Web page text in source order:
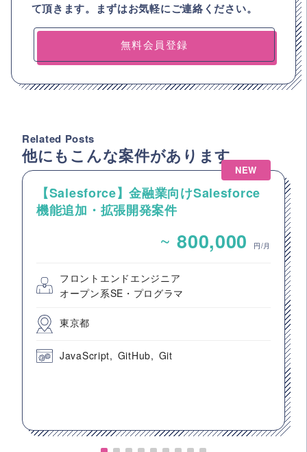
て頂きます。まずはお気軽にご連絡ください。
無料会員登録
Related Posts
他にもこんな案件があります
NEW
【Salesforce】金融業向けSalesforce
機能追加・拡張開発案件
~ 800,000 円/月
フロントエンドエンジニア
オープン系SE・プログラマ
東京都
JavaScript GitHub Git